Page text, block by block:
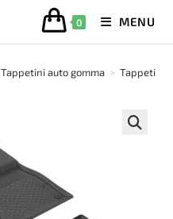
0 MENU
Tappetini auto gomma > Tappetino